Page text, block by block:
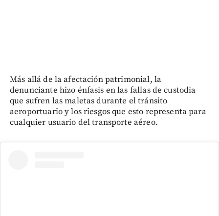
Más allá de la afectación patrimonial, la
denunciante hizo énfasis en las fallas de custodia
que sufren las maletas durante el tránsito
aeroportuario y los riesgos que esto representa para
cualquier usuario del transporte aéreo.